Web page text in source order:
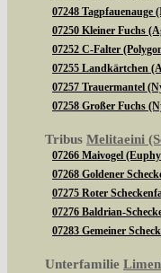
07248 Tagpfauenauge
07250 Kleiner Fuchs
07252 C-Falter
07255 Landkärtchen
07257 Trauermantel
07258 Großer Fuchs
Tribus Melitaeini
07266 Maivogel
07268 Goldener
07275 Roter
07276 Baldrian-
07283 Gemeiner
Unterfamilie